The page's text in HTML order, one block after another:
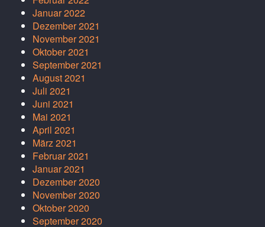
Januar 2022
Dezember 2021
November 2021
Oktober 2021
September 2021
August 2021
Juli 2021
Juni 2021
Mai 2021
April 2021
März 2021
Februar 2021
Januar 2021
Dezember 2020
November 2020
Oktober 2020
September 2020